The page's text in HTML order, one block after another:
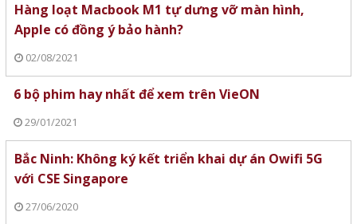
Hàng loạt Macbook M1 tự dưng vỡ màn hình,
Apple có đồng ý bảo hành?
02/08/2021
6 bộ phim hay nhất để xem trên VieON
29/01/2021
Bắc Ninh: Không ký kết triển khai dự án Owifi 5G
với CSE Singapore
27/06/2020